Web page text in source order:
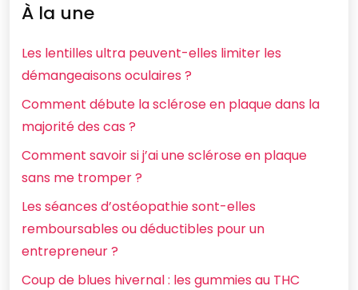
À la une
Les lentilles ultra peuvent-elles limiter les
démangeaisons oculaires ?
Comment débute la sclérose en plaque dans la
majorité des cas ?
Comment savoir si j’ai une sclérose en plaque
sans me tromper ?
Les séances d’ostéopathie sont-elles
remboursables ou déductibles pour un
entrepreneur ?
Coup de blues hivernal : les gummies au THC